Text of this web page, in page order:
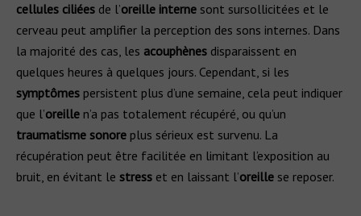
cellules ciliées de l’oreille interne sont sursollicitées et le
cerveau peut amplifier la perception des sons internes. Dans
la majorité des cas, les acouphènes disparaissent en
quelques heures à quelques jours. Cependant, si les
symptômes persistent plus d’une semaine, cela peut indiquer
que l’oreille n’a pas totalement récupéré, ou qu’un
traumatisme sonore plus sérieux est survenu. La
récupération peut être facilitée en limitant l’exposition au
bruit, en évitant le stress et en laissant l’oreille se reposer.